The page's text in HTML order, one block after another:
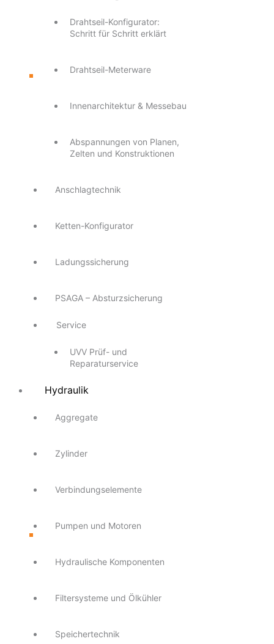
Drahtseil-Konfigurator:
Schritt für Schritt erklärt
Drahtseil-Meterware
Innenarchitektur & Messebau
Abspannungen von Planen,
Zelten und Konstruktionen
Anschlagtechnik
Ketten-Konfigurator
Ladungssicherung
PSAGA – Absturzsicherung
Service
UVV Prüf- und
Reparaturservice
Hydraulik
Aggregate
Zylinder
Verbindungselemente
Pumpen und Motoren
Hydraulische Komponenten
Filtersysteme und Ölkühler
Speichertechnik